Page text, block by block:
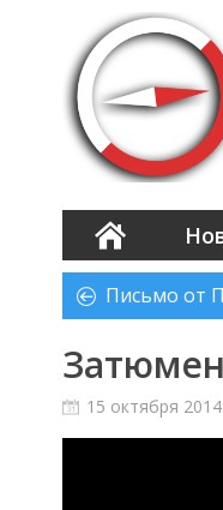
Письмо от
15 октября 2014